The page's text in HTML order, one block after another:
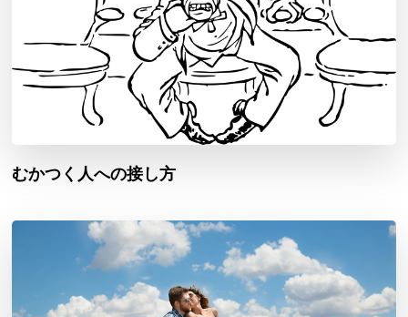
むかつく人への接し方